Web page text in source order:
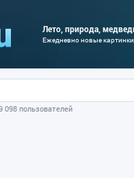
Лето, природа,
Ежедневно новые
098 пользователей